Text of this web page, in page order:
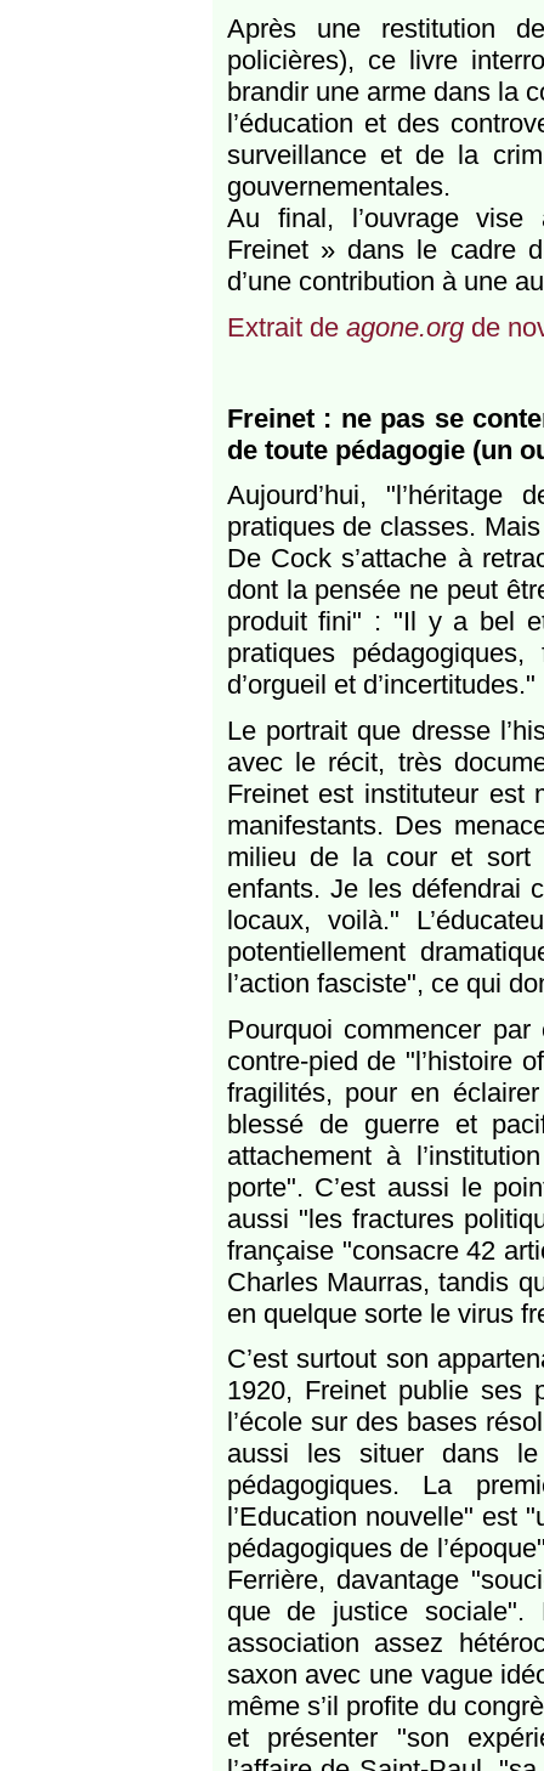
Après une restitution
policières), ce livre
brandir une arme dans la
l’éducation et des
surveillance et de la
gouvernementales.
Au final, l’ouvrage
Freinet » dans le cadre
d’une contribution à une
Extrait de agone.orgde
Freinet : ne pas se
de toute pédagogie (un
Aujourd’hui,
pratiques de classes.
De Cock s’attache à
dont la pensée ne peut
produit fini" : "Il y a bel
pratiques
d’orgueil et d’incertitudes."
Le portrait que dresse
avec le récit, très
Freinet est instituteur est
manifestants. Des
milieu de la cour et sort
enfants. Je les défendrai
locaux, voilà."
potentiellement
l’action fasciste", ce qui
Pourquoi commencer
contre-pied de "l’histoire
fragilités, pour en
blessé de guerre et
attachement à
porte". C’est aussi le
aussi "les fractures
française "consacre 42
Charles Maurras, tandis
en quelque sorte le virus
C’est surtout son
1920, Freinet publie ses
l’école sur des bases
aussi les situer dans le
pédagogiques. La
l’Education nouvelle" est
pédagogiques de
Ferrière, davantage
que de justice sociale".
association assez
saxon avec une vague
même s’il profite du
et présenter "son